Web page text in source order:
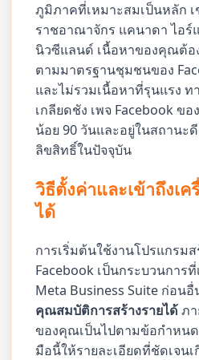
ภูมิภาคที่เหมาะสมเป็นหลัก
ราชอาณาจักร แคนาดา ไอร์
นิวซีแลนด์ เนื้อหาของคุณต้อ
ตามมาตรฐานชุมชนของ
และไม่รวมเนื้อหาที่รุนแรง ท
เกลียดชัง เพจ Facebook ข
น้อย 90 วันและอยู่ในสถานะ
ลิขสิทธิ์ในปัจจุบัน
วิธีตั้งค่าและเข้าถึงเค
ได้
การเริ่มต้นใช้งานโปรแกรมส
Facebook เป็นกระบวนการ
Meta Business Suite ก่อนอื่
คุณสมบัติการสร้างรายได้ภ
ของคุณเป็นไปตามข้อกำหน
มือนี้ให้รายละเอียดที่ชัดเจ